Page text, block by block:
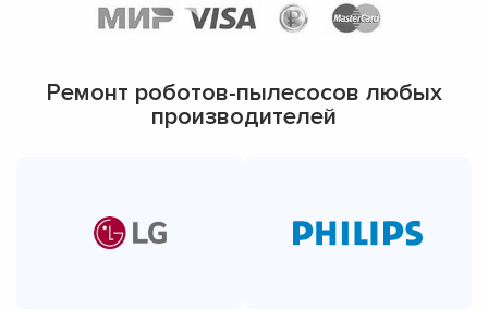
Ремонт роботов-пылесосов любых
производителей